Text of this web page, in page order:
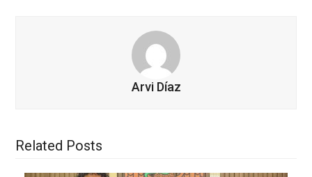
Arvi Díaz
Related Posts